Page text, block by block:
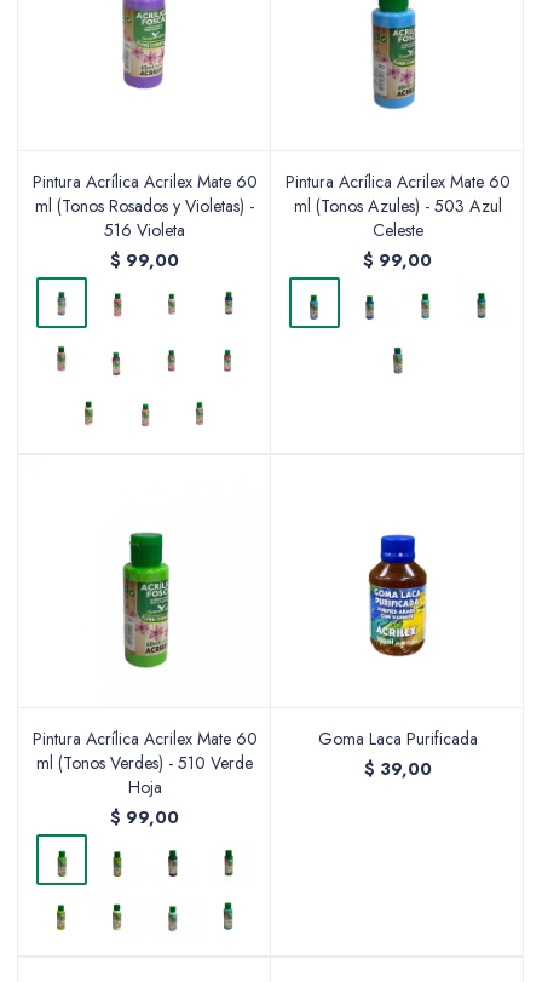
Pintura Acrílica Acrilex Mate 60
ml (Tonos Rosados y Violetas) -
516 Violeta
$ 99,00
Pintura Acrílica Acrilex Mate 60
ml (Tonos Azules) - 503 Azul
Celeste
$ 99,00
Pintura Acrílica Acrilex Mate 60
ml (Tonos Verdes) - 510 Verde
Hoja
$ 99,00
Goma Laca Purificada
$ 39,00